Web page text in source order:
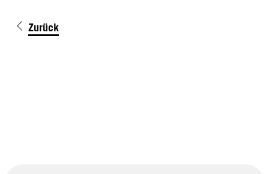
Zurück